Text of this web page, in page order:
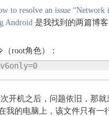
to resolve an issue “Network
Android 是我找到的两篇博
root角色）：
开机之后，问题依旧，那
我的电脑上，该文件只有一